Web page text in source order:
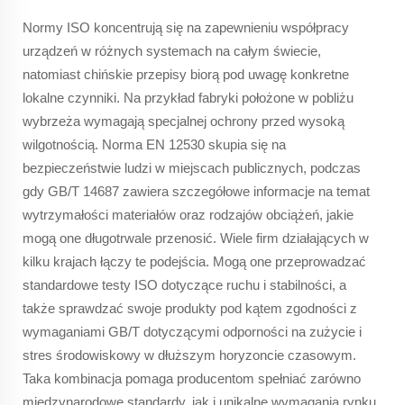
Normy ISO koncentrują się na zapewnieniu współpracy
urządzeń w różnych systemach na całym świecie,
natomiast chińskie przepisy biorą pod uwagę konkretne
lokalne czynniki. Na przykład fabryki położone w pobliżu
wybrzeża wymagają specjalnej ochrony przed wysoką
wilgotnością. Norma EN 12530 skupia się na
bezpieczeństwie ludzi w miejscach publicznych, podczas
gdy GB/T 14687 zawiera szczegółowe informacje na temat
wytrzymałości materiałów oraz rodzajów obciążeń, jakie
mogą one długotrwale przenosić. Wiele firm działających w
kilku krajach łączy te podejścia. Mogą one przeprowadzać
standardowe testy ISO dotyczące ruchu i stabilności, a
także sprawdzać swoje produkty pod kątem zgodności z
wymaganiami GB/T dotyczącymi odporności na zużycie i
stres środowiskowy w dłuższym horyzoncie czasowym.
Taka kombinacja pomaga producentom spełniać zarówno
międzynarodowe standardy, jak i unikalne wymagania rynku